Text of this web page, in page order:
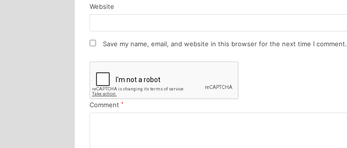
Website
Save my name, email, and website in this browser for the next time I comment.
Comment *